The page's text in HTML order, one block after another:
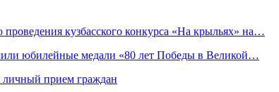
кузбасского конкурса «На крыльях» на…
юбилейные медали «80 лет Победы в Великой…
личный прием граждан